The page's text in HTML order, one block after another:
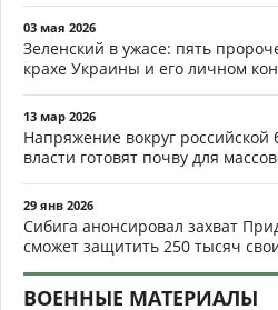
03 мая 2026
Зеленский в ужасе: пять
крахе Украины и его личном
13 мар 2026
Напряжение вокруг
власти готовят почву для
29 янв 2026
Сибига анонсировал захват
сможет защитить 250 тысяч
ВОЕННЫЕ МАТЕРИАЛЫ